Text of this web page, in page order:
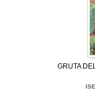
GRUTA